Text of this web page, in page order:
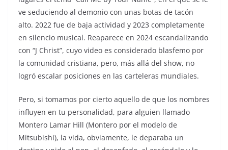
ve seduciendo al demonio con unas botas de tacón
alto. 2022 fue de baja actividad y 2023 completamente
en silencio musical. Reaparece en 2024 escandalizando
con “J Christ”, cuyo video es considerado blasfemo por
la comunidad cristiana, pero, más allá del show, no
logró escalar posiciones en las carteleras mundiales.
Pero, si tomamos por cierto aquello de que los nombres
influyen en tu personalidad, para alguien llamado
Montero Lamar Hill (Montero por el modelo de
Mitsubishi), la vida, obviamente, le deparaba un